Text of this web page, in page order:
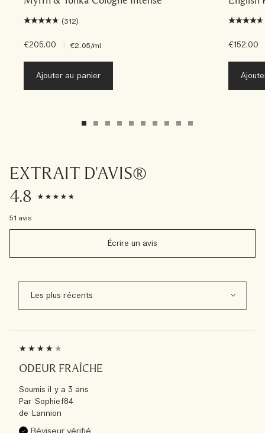
(312)
€205.00 €2.05/ml
Ajouter au panier
€152.00
EXTRAIT D'AVIS®
4.8
51 avis
Écrire un avis
ODEUR FRAÎCHE
Soumisil y a 3 ans
Par Sophief84
de Lannion